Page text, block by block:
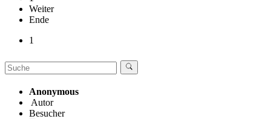
Weiter
Ende
1
Anonymous
Autor
Besucher